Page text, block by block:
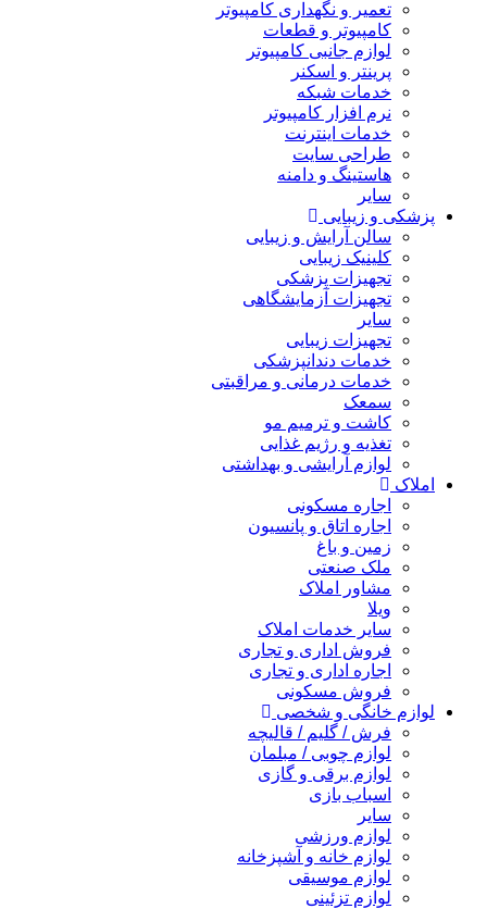
تعمیر و نگهداری کامپیوتر
کامپیوتر و قطعات
لوازم جانبی کامپیوتر
پرینتر و اسکنر
خدمات شبکه
نرم افزار کامپیوتر
خدمات اینترنت
طراحی سایت
هاستینگ و دامنه
سایر
پزشکی و زیبایی
سالن آرایش و زیبایی
کلینیک زیبایی
تجهیزات پزشکی
تجهیزات آزمایشگاهی
سایر
تجهیزات زیبایی
خدمات دندانپزشکی
خدمات درمانی و مراقبتی
سمعک
کاشت و ترمیم مو
تغذیه و رژیم غذایی
لوازم آرایشی و بهداشتی
املاک
اجاره مسکونی
اجاره اتاق و پانسیون
زمین و باغ
ملک صنعتی
مشاور املاک
ویلا
سایر خدمات املاک
فروش اداری و تجاری
اجاره اداری و تجاری
فروش مسکونی
لوازم خانگی و شخصی
فرش / گلیم / قالیچه
لوازم چوبی / مبلمان
لوازم برقی و گازی
اسباب بازی
سایر
لوازم ورزشی
لوازم خانه و آشپزخانه
لوازم موسیقی
لوازم تزئینی